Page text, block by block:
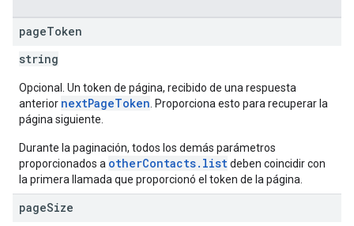
pageToken
string
Opcional. Un token de página, recibido de una respuesta
anterior nextPageToken . Proporciona esto para recuperar la
página siguiente.
Durante la paginación, todos los demás parámetros
proporcionados a otherContacts.listdeben coincidir con
la primera llamada que proporcionó el token de la página.
pageSize